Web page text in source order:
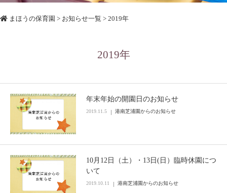
まほうの保育園 > お知らせ一覧 > 2019年
2019年
年末年始の開園日のお知らせ
2019.11.5 港南芝浦園からのお知らせ
10月12日（土）・13日(日）臨時休園につ
いて
2019.10.11 港南芝浦園からのお知らせ